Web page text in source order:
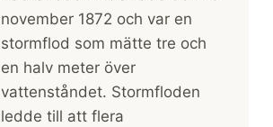
november 1872 och var en
stormflod som mätte tre och
en halv meter över
vattenståndet. Stormfloden
ledde till att flera